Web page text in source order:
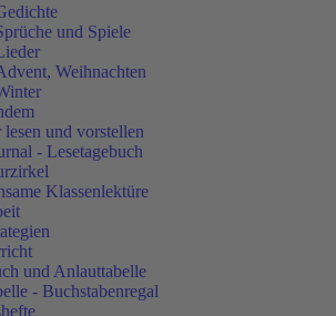
und Spiele
Weihnachten
lesen und vorstellen
- Lesetagebuch
Klassenlektüre
und Anlauttabelle
- Buchstabenregal